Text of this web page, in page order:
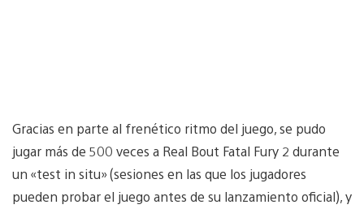
Gracias en parte al frenético ritmo del juego, se pudo
jugar más de 500 veces a Real Bout Fatal Fury 2 durante
un «test in situ» (sesiones en las que los jugadores
pueden probar el juego antes de su lanzamiento oficial), y